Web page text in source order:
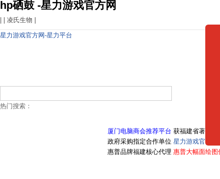
hp硒鼓 -星力游戏官方网
凌氏生物
星力游戏官方网-星力平台
热门搜索：
厦门电脑商会推荐平台 获福建省著名商
政府采购指定合作单位 星力游戏官方网
惠普品牌福建核心代理 惠普大幅面绘图